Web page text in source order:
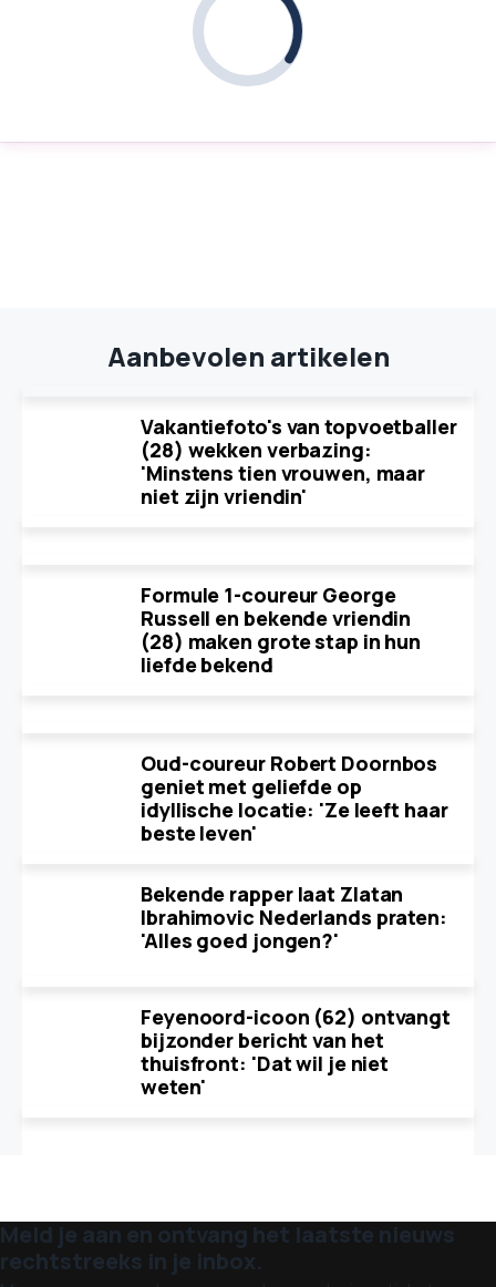
Aanbevolen artikelen
Vakantiefoto's van topvoetballer
(28) wekken verbazing:
'Minstens tien vrouwen, maar
niet zijn vriendin'
Formule 1-coureur George
Russell en bekende vriendin
(28) maken grote stap in hun
liefde bekend
Oud-coureur Robert Doornbos
geniet met geliefde op
idyllische locatie: 'Ze leeft haar
beste leven'
Bekende rapper laat Zlatan
Ibrahimovic Nederlands praten:
'Alles goed jongen?'
Feyenoord-icoon (62) ontvangt
bijzonder bericht van het
thuisfront: 'Dat wil je niet
weten'
Meld je aan en ontvang het laatste nieuws
rechtstreeks in je inbox.